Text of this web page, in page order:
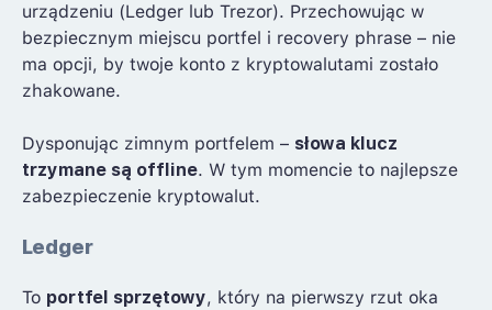
urządzeniu (Ledger lub Trezor). Przechowując w
bezpiecznym miejscu portfel i recovery phrase – nie
ma opcji, by twoje konto z kryptowalutami zostało
zhakowane.
Dysponując zimnym portfelem – słowa klucz
trzymane są offline. W tym momencie to najlepsze
zabezpieczenie kryptowalut.
Ledger
To portfel sprzętowy, który na pierwszy rzut oka